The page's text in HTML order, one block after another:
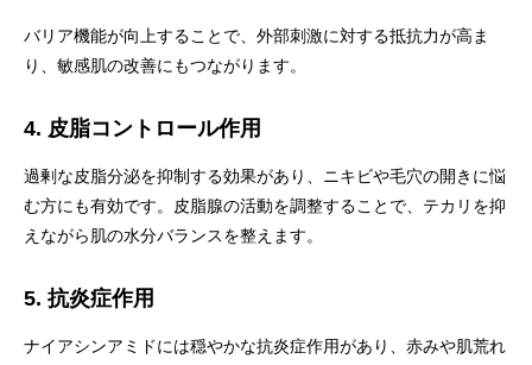
バリア機能が向上することで、外部刺激に対する抵抗力が高ま
り、敏感肌の改善にもつながります。
4. 皮脂コントロール作用
過剰な皮脂分泌を抑制する効果があり、ニキビや毛穴の開きに悩
む方にも有効です。皮脂腺の活動を調整することで、テカリを抑
えながら肌の水分バランスを整えます。
5. 抗炎症作用
ナイアシンアミドには穏やかな抗炎症作用があり、赤みや肌荒れ